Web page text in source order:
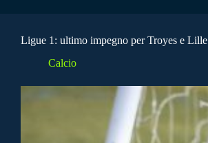
Ligue 1: ultimo impegno per Troyes e Lille
Calcio